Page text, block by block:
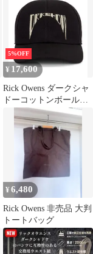
5%OFF
¥ 17,600
Rick Owens ダークシャ
ドーコットンボールキ
¥6,480
Rick Owens 非売品 大判
トートバッグ